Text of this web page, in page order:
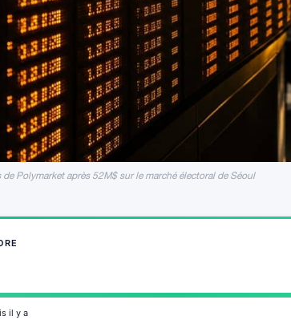
Polymarket après 52M$ sur le marché électoral de Séoul
il y a